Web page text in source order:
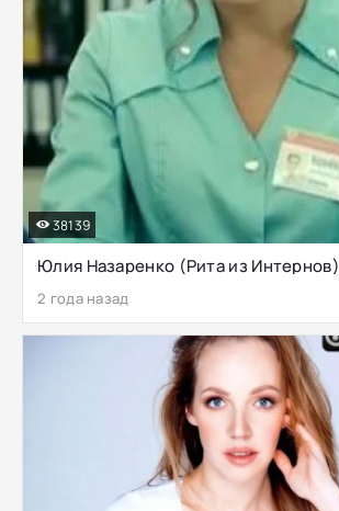
Юлия Назаренко (Рита из Интернов)
2 года назад
38139